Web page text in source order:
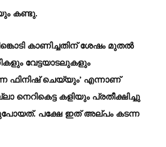
കണ്ടു.
കാണിച്ചതിന് ശേഷം മുതൽ
വേട്ടയാടലുകളും
ഫിനിഷ് ചെയ്യും’ എന്നാണ്
നെറികെട്ട കളിയും പ്രതീക്ഷിച്ചു
പക്ഷേ ഇത് അല്പം കടന്ന